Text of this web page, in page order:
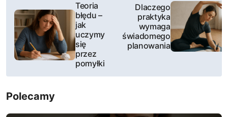
w
a
Teoria
błędu –
jak
uczymy
się
przez
pomyłki
Dlaczego
praktyka
wymaga
świadomego
planowania
Polecamy